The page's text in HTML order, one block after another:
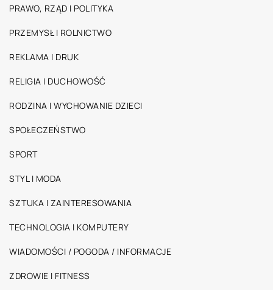
PRAWO, RZĄD I POLITYKA
PRZEMYSŁ I ROLNICTWO
REKLAMA I DRUK
RELIGIA I DUCHOWOŚĆ
RODZINA I WYCHOWANIE DZIECI
SPOŁECZEŃSTWO
SPORT
STYL I MODA
SZTUKA I ZAINTERESOWANIA
TECHNOLOGIA I KOMPUTERY
WIADOMOŚCI / POGODA / INFORMACJE
ZDROWIE I FITNESS